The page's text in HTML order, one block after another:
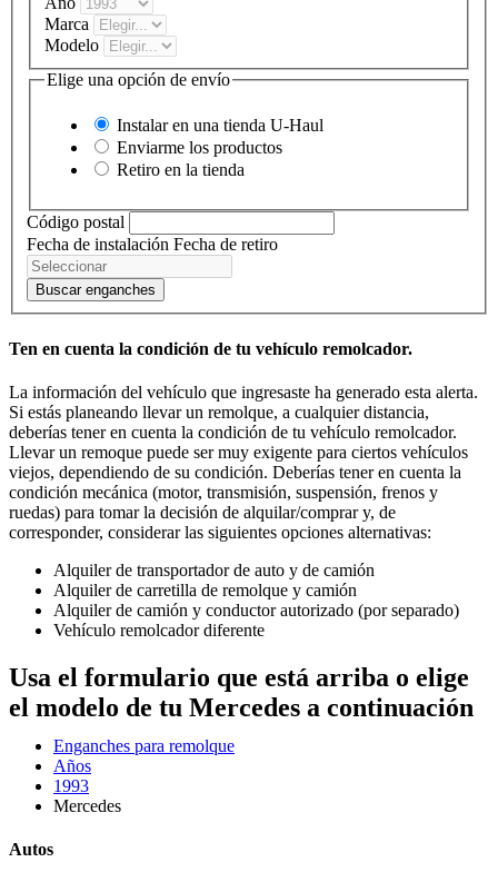
Marca
Modelo
Elige una opción de envío
Instalar en una tienda U-Haul
Enviarme los productos
Retiro en la tienda
Código postal
Fecha de instalación Fecha de retiro
Buscar enganches
Ten en cuenta la condición de tu vehículo remolcador.
La información del vehículo que ingresaste ha generado esta alerta.
Si estás planeando llevar un remolque, a cualquier distancia,
deberías tener en cuenta la condición de tu vehículo remolcador.
Llevar un remoque puede ser muy exigente para ciertos vehículos
viejos, dependiendo de su condición. Deberías tener en cuenta la
condición mecánica (motor, transmisión, suspensión, frenos y
ruedas) para tomar la decisión de alquilar/comprar y, de
corresponder, considerar las siguientes opciones alternativas:
Alquiler de transportador de auto y de camión
Alquiler de carretilla de remolque y camión
Alquiler de camión y conductor autorizado (por separado)
Vehículo remolcador diferente
Usa el formulario que está arriba o elige
el modelo de tu Mercedes a continuación
Enganches para remolque
Años
1993
Mercedes
Autos